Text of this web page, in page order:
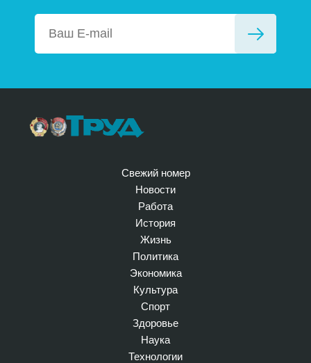
Свежий номер
Новости
Работа
История
Жизнь
Политика
Экономика
Культура
Спорт
Здоровье
Наука
Технологии